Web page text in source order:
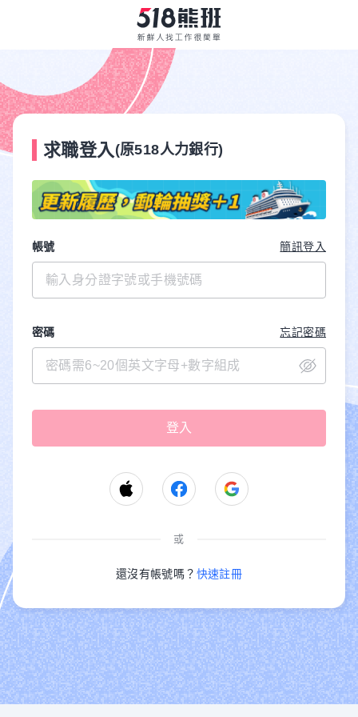
求職登入 (原518人力銀行)
帳號 簡訊登入
密碼 忘記密碼
或
還沒有帳號嗎？ 快速註冊